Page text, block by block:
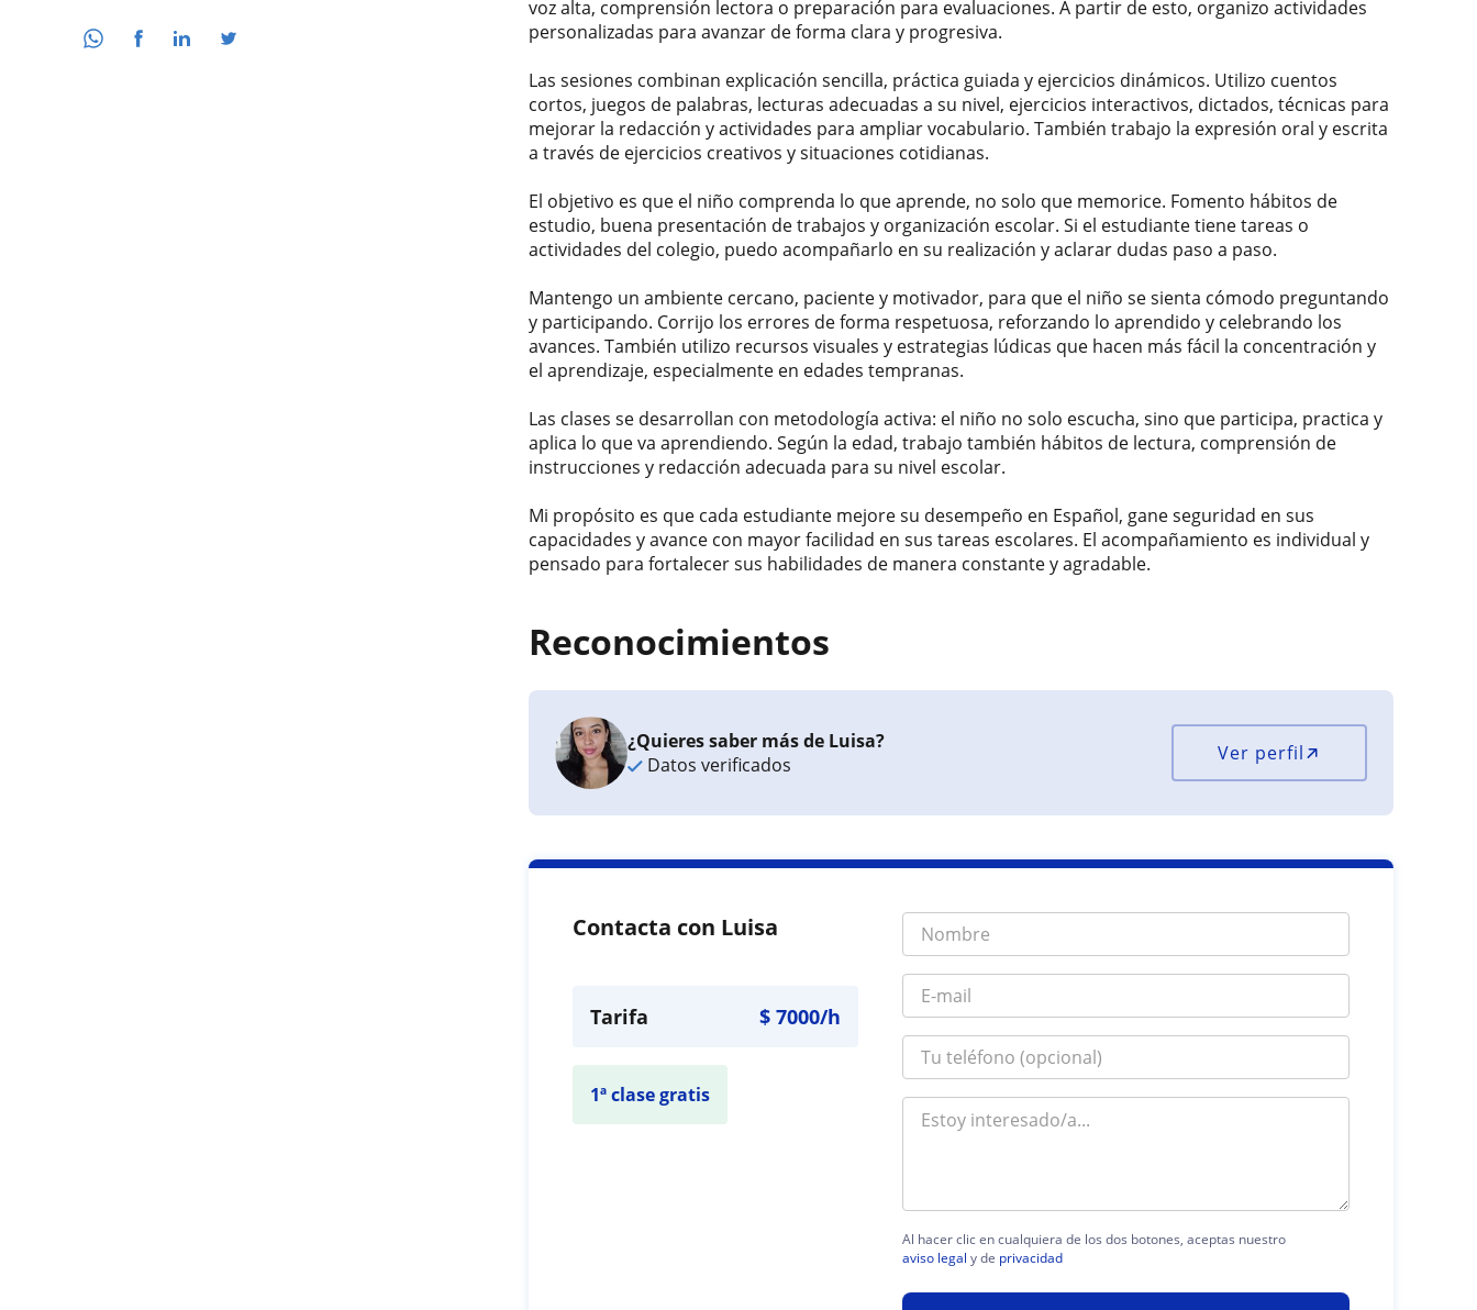
voz alta, comprensión lectora o preparación para evaluaciones. A partir de esto, organizo actividades
personalizadas para avanzar de forma clara y progresiva.
Las sesiones combinan explicación sencilla, práctica guiada y ejercicios dinámicos. Utilizo cuentos
cortos, juegos de palabras, lecturas adecuadas a su nivel, ejercicios interactivos, dictados, técnicas para
mejorar la redacción y actividades para ampliar vocabulario. También trabajo la expresión oral y escrita
a través de ejercicios creativos y situaciones cotidianas.
El objetivo es que el niño comprenda lo que aprende, no solo que memorice. Fomento hábitos de
estudio, buena presentación de trabajos y organización escolar. Si el estudiante tiene tareas o
actividades del colegio, puedo acompañarlo en su realización y aclarar dudas paso a paso.
Mantengo un ambiente cercano, paciente y motivador, para que el niño se sienta cómodo preguntando
y participando. Corrijo los errores de forma respetuosa, reforzando lo aprendido y celebrando los
avances. También utilizo recursos visuales y estrategias lúdicas que hacen más fácil la concentración y
el aprendizaje, especialmente en edades tempranas.
Las clases se desarrollan con metodología activa: el niño no solo escucha, sino que participa, practica y
aplica lo que va aprendiendo. Según la edad, trabajo también hábitos de lectura, comprensión de
instrucciones y redacción adecuada para su nivel escolar.
Mi propósito es que cada estudiante mejore su desempeño en Español, gane seguridad en sus
capacidades y avance con mayor facilidad en sus tareas escolares. El acompañamiento es individual y
pensado para fortalecer sus habilidades de manera constante y agradable.
Reconocimientos
¿Quieres saber más de Luisa?
Datos verificados
Ver perfil
Contacta con Luisa
Tarifa $7000/h
1ª clase gratis
Al hacer clic en cualquiera de los dos botones, aceptas nuestro
aviso legal y de privacidad